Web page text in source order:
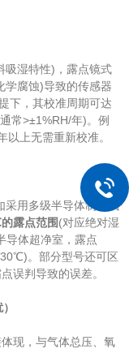
湿特性)，露点镜式
学腐蚀)导致的传感器
下，其校准周期可达
常>±1%RH/年)。例
上无需重新校准。
用多级半导体制冷或
露点范围​​(对应绝对湿
导体超净室，露点
。部分型号还可区
误判导致的误差。
现，与气体总压、氧